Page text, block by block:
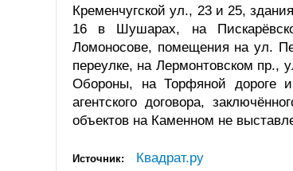
Кременчугской ул., 23 и 25,
16 в Шушарах, на
Ломоносове, помещения на ул.
переулке, на Лермонтовском пр.,
Обороны, на Торфяной дороге
агентского договора,
объектов на Каменном не
Источник: Квадрат.ру